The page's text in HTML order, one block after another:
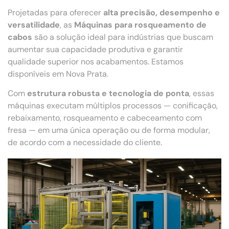
Projetadas para oferecer alta precisão, desempenho e
versatilidade, as Máquinas para rosqueamento de
cabos são a solução ideal para indústrias que buscam
aumentar sua capacidade produtiva e garantir
qualidade superior nos acabamentos. Estamos
disponíveis em Nova Prata.
Com estrutura robusta e tecnologia de ponta, essas
máquinas executam múltiplos processos — conificação,
rebaixamento, rosqueamento e cabeceamento com
fresa — em uma única operação ou de forma modular,
de acordo com a necessidade do cliente.